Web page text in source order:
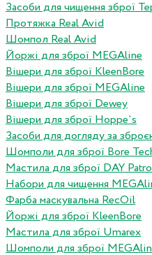
Засоби для чищення зброї
Протяжка Real Avid
Шомпол Real Avid
Йоржі для зброї MEGAline
Вішери для зброї KleenBore
Вішери для зброї MEGAline
Вішери для зброї Dewey
Вішери для зброї Hoppe`s
Засоби для догляду за
Шомполи для зброї Bore
Мастила для зброї DAY
Набори для чищення
Фарба маскувальна RecOil
Йоржі для зброї KleenBore
Мастила для зброї Umarex
Шомполи для зброї